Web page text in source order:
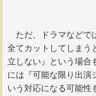
ただ、ドラマなどで
全てカットしてしまう
立しない』という場合
には『可能な限り出演
いう対応になる可能性